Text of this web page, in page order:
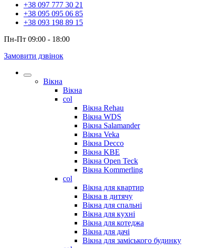
+38 097 777 30 21
+38 095 095 06 85
+38 093 198 89 15
Пн-Пт 09:00 - 18:00
Замовити дзвінок
Вікна
Вікна
col
Вікна Rehau
Вікна WDS
Вікна Salamander
Вікна Veka
Вікна Decco
Вікна KBE
Вікна Open Teck
Вікна Kommerling
col
Вікна для квартир
Вікна в дитячу
Вікна для спальні
Вікна для кухні
Вікна для котеджа
Вікна для дачі
Вікна для заміського будинку